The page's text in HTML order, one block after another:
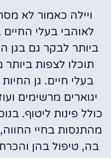
ויילה כאמור לא
לאוהבי בעלי
ביותר לבקר גם בגן
תוכלו לצפות
בעלי חיים. גן
יגוארים מרשימים
כולל פינות ליטוף.
מהתנסות בחיי
בה, טיפול בהן